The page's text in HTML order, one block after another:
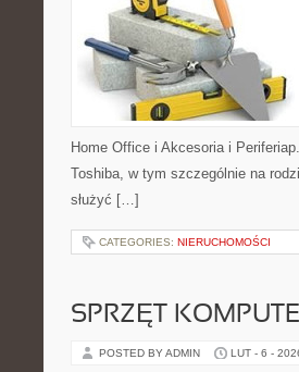
Home Office i Akcesoria i
Toshiba, w tym szczególnie na
służyć […]
CATEGORIES: NIERUCHOMOŚCI
SPRZĘT
POSTED BY ADMIN LUT - 6 -